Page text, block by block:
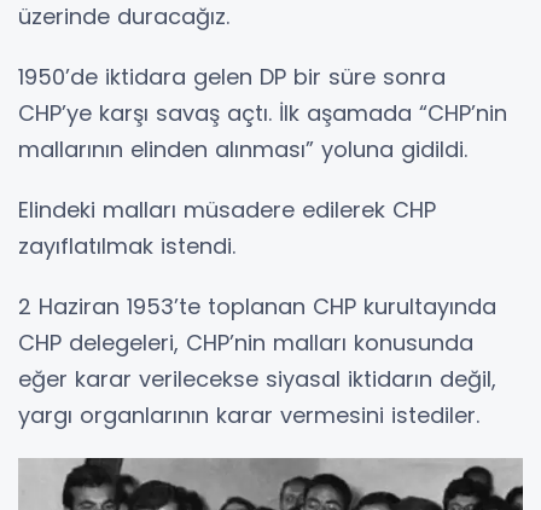
üzerinde duracağız.
1950’de iktidara gelen DP bir süre sonra
CHP’ye karşı savaş açtı. İlk aşamada “CHP’nin
mallarının elinden alınması” yoluna gidildi.
Elindeki malları müsadere edilerek CHP
zayıflatılmak istendi.
2 Haziran 1953’te toplanan CHP kurultayında
CHP delegeleri, CHP’nin malları konusunda
eğer karar verilecekse siyasal iktidarın değil,
yargı organlarının karar vermesini istediler.